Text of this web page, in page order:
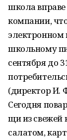
школа
компании,
электронном
школьному
сентября до
(директор И.
Сегодня
щи из
салатом,